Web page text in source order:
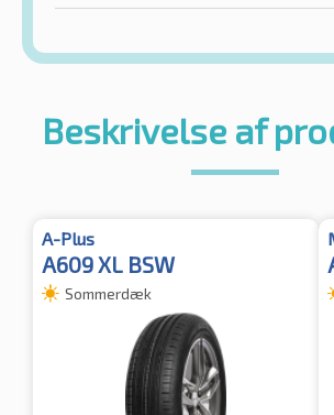
Beskrivelse af
A-Plus
A609 XL BSW
Sommerdæk